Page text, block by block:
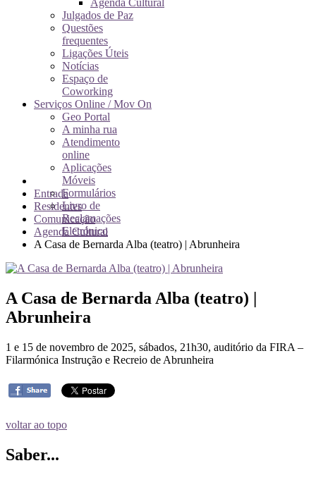
Agenda Cultural
Julgados de Paz
Questões
frequentes
Ligações Úteis
Notícias
Espaço de
Coworking
Serviços Online / Mov On
Geo Portal
A minha rua
Atendimento
online
Aplicações
Móveis
Formulários
Livro de
Reclamações
Eletrónico
Entrada
Residentes
Comunicação
Agenda Cultural
A Casa de Bernarda Alba (teatro) | Abrunheira
A Casa de Bernarda Alba (teatro) |
Abrunheira
1 e 15 de novembro de 2025, sábados, 21h30, auditório da FIRA –
Filarmónica Instrução e Recreio de Abrunheira
voltar ao topo
Saber...